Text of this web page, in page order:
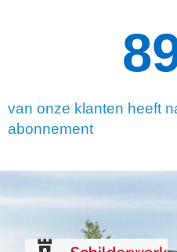
van onze klanten heeft
abonnement